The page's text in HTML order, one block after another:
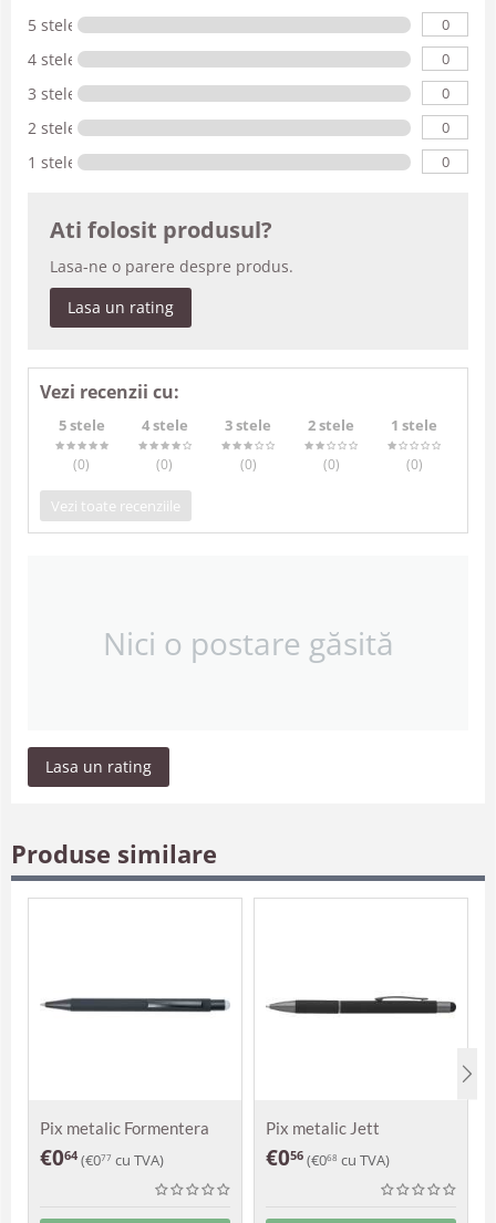
5 stele 0
4 stele 0
3 stele 0
2 stele 0
1 stele 0
Ati folosit produsul?
Lasa-ne o parere despre produs.
Lasa un rating
Vezi recenzii cu:
5 stele
(0)
4 stele
(0)
3 stele
(0)
2 stele
(0)
1 stele
(0)
Vezi toate recenziile
Nici o postare găsită
Lasa un rating
Produse similare
Pix metalic Formentera
€064 (€077 cu TVA)
Pix metalic Jett
€056 (€068 cu TVA)